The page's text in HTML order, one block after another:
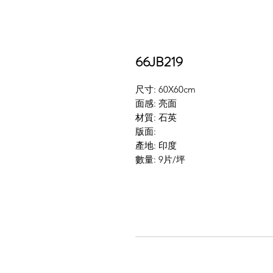
66JB219
尺寸: 60X60cm
面感: 亮面
材質: 石英
版面:
產地: 印度
數量: 9片/坪